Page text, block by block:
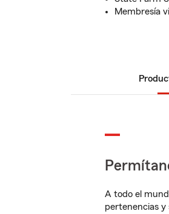
Membresía
A todo el
pertenencias y